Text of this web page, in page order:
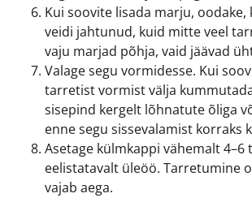
Kui soovite lisada marju, oodake,
veidi jahtunud, kuid mitte veel
vaju marjad põhja, vaid jäävad
Valage segu vormidesse. Kui
tarretist vormist välja
sisepind kergelt lõhnatute õliga
enne segu sissevalamist korraks
Asetage külmkappi vähemalt 4–6
eelistatavalt üleöö. Tarretumine
vajab aega.